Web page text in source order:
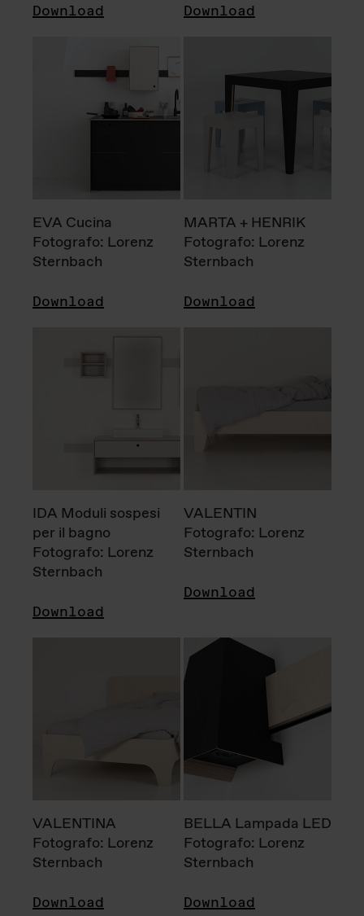
Download Download
EVA Cucina
Fotografo: Lorenz
Sternbach
Download
MARTA + HENRIK
Fotografo: Lorenz
Sternbach
Download
IDA Moduli sospesi
per il bagno
Fotografo: Lorenz
Sternbach
Download
VALENTIN
Fotografo: Lorenz
Sternbach
Download
VALENTINA
Fotografo: Lorenz
Sternbach
Download
BELLA Lampada LED
Fotografo: Lorenz
Sternbach
Download